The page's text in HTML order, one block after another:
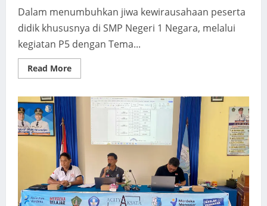
Dalam menumbuhkan jiwa kewirausahaan peserta
didik khususnya di SMP Negeri 1 Negara, melalui
kegiatan P5 dengan Tema...
Read MoreRead
more
Kewirausahaan
PLUT
Jembrana